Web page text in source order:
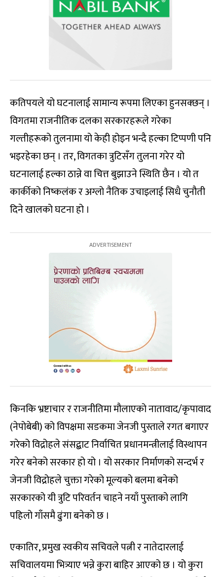
कतिपयले यो घटनालाई सामान्य रूपमा लिएका हुनसक्छन् ।
विगतमा राजनीतिक दलका सरकारहरूले गरेका
गल्तीहरूको तुलनामा यो केही होइन भन्दै हल्का टिप्पणी पनि
भइरहेका छन् । तर, विगतका त्रुटिसँग तुलना गरेर यो
घटनालाई हल्का ठान्ने वा चित्त बुझाउने स्थिति छैन । यो त
कार्कीको निष्कलंक र अग्लो नैतिक उचाइलाई सिधै चुनौती
दिने खालको घटना हो ।
किनकि भ्रष्टाचार र राजनीतिमा मौलाएको नातावाद/कृपावाद
(नेपोबेबी) को विपक्षमा सडकमा जेनजी पुस्ताले रगत बगाएर
गरेको विद्रोहले संसद्बाट निर्वाचित प्रधानमन्त्रीलाई विस्थापन
गरेर बनेको सरकार हो यो । यो सरकार निर्माणको सन्दर्भ र
जेनजी विद्रोहले चुक्ता गरेको मूल्यको बलमा बनेको
सरकारको यी त्रुटि परिवर्तन चाहने नयाँ पुस्ताको लागि
पहिलो गाँसमै ढुंगा बनेको छ ।
एकातिर, प्रमुख स्वकीय सचिवले पत्नी र नातेदारलाई
सचिवालयमा भित्र्याए भन्ने कुरा बाहिर आएको छ । यो कुरा